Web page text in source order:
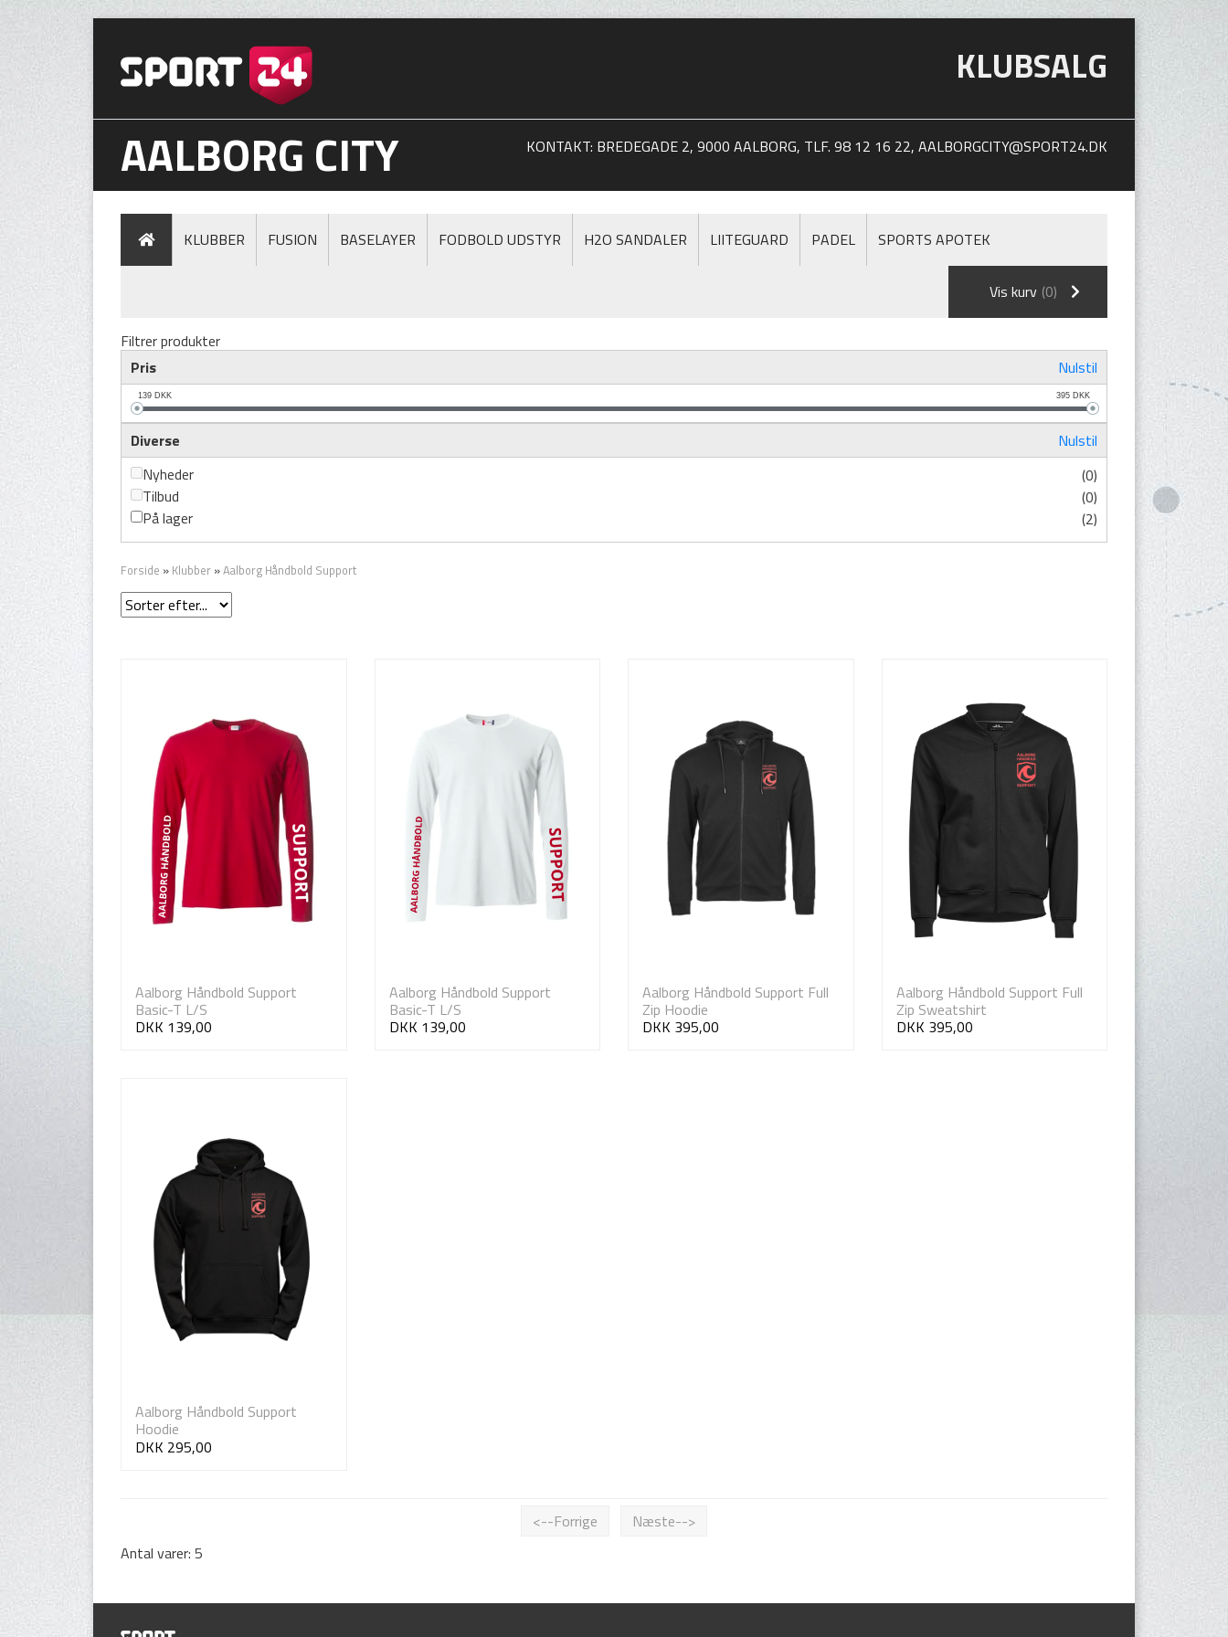
KLUBSALG
AALBORG CITY KONTAKT: BREDEGADE 2, 9000 AALBORG, TLF. 98 12 16 22, AALBORGCITY@SPORT24.DK
KLUBBER FUSION BASELAYER FODBOLD UDSTYR H2O SANDALER LIITEGUARD PADEL SPORTS APOTEK
Vis kurv (0)
Filtrer produkter
Pris
Nulstil
139 DKK 395 DKK
Diverse
Nulstil
Nyheder
(0)
Tilbud
(0)
På lager
(2)
Forside » Klubber »Aalborg Håndbold Support
Aalborg Håndbold Support
Basic-T L/S
DKK 139,00
Aalborg Håndbold Support
Basic-T L/S
DKK 139,00
Aalborg Håndbold Support Full
Zip Hoodie
DKK 395,00
Aalborg Håndbold Support Full
Zip Sweatshirt
DKK 395,00
Aalborg Håndbold Support
Hoodie
DKK 295,00
<--Forrige
Næste-->
Antal varer: 5